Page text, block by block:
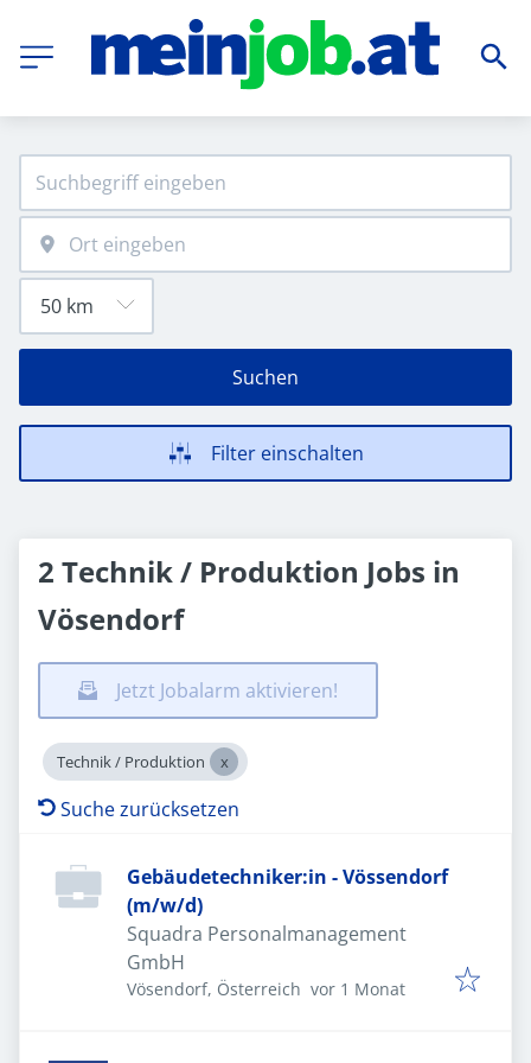
Suchen
Filter einschalten
2 Technik / Produktion Jobs in
Vösendorf
Jetzt Jobalarm aktivieren!
Technik / Produktion
Suche zurücksetzen
Gebäudetechniker:in - Vössendorf
(m/w/d)
Squadra Personalmanagement
GmbH
Vösendorf, Österreich Veröffentlicht
vor 1 Monat